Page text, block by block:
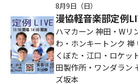
8月9日（日）
漫協軽音楽部定例
ハマカーン 神田・Wリ
わ・ホンキートンク 禅
くぼた・江口・ロケ
田製作所・ワンダラン
ズ坂本